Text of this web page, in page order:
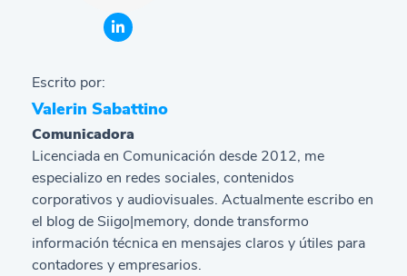
Escrito por:
Valerin Sabattino
Comunicadora
Licenciada en Comunicación desde 2012, me
especializo en redes sociales, contenidos
corporativos y audiovisuales. Actualmente escribo en
el blog de Siigo|memory, donde transformo
información técnica en mensajes claros y útiles para
contadores y empresarios.